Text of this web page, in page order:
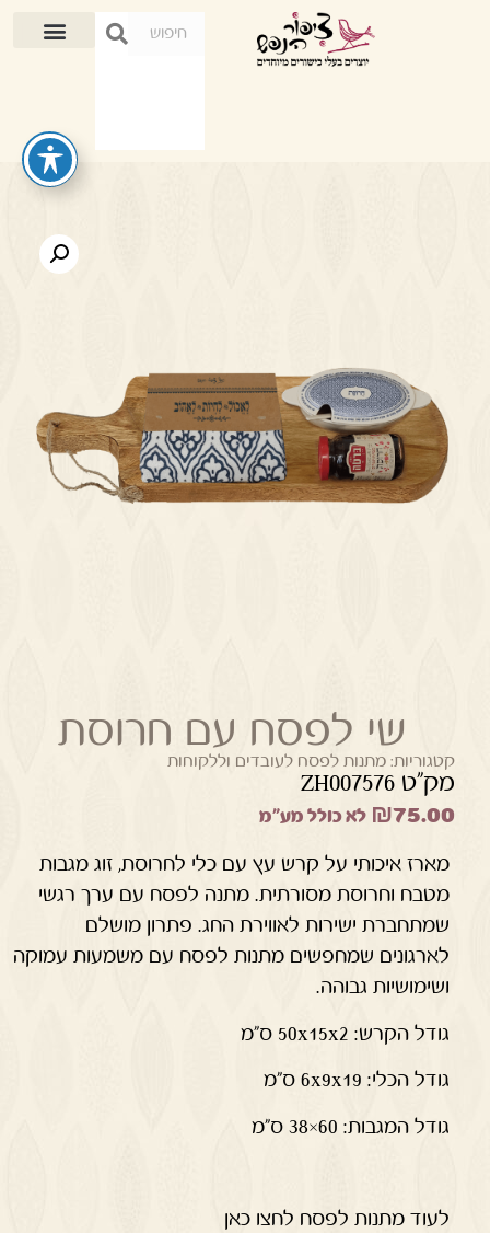
שי לפסח עם חרוסת
קטגוריות: מתנות לפסח לעובדים וללקוחות
מק"ט ZH007576
₪75.00 לא כולל מע"מ
מארז איכותי על קרש עץ עם כלי לחרוסת, זוג מגבות
מטבח וחרוסת מסורתית. מתנה לפסח עם ערך רגשי
שמתחברת ישירות לאווירת החג. פתרון מושלם
לארגונים שמחפשים מתנות לפסח עם משמעות עמוקה
ושימושיות גבוהה.
גודל הקרש: 50x15x2 ס"מ
גודל הכלי: 6x9x19 ס"מ
גודל המגבות: 60×38 ס"מ
לעוד מתנות לפסח לחצו כאן